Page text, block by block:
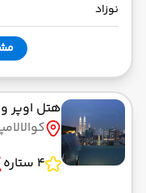
نوزاد
هتل اوپر
4 ستاره